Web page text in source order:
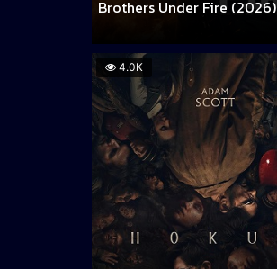
Brothers Under Fire (2026)
4.0K